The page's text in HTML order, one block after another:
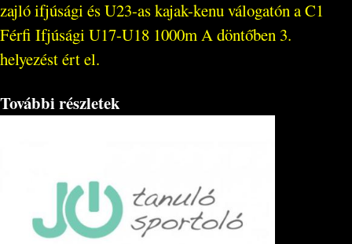
zajló ifjúsági és U23-as kajak-kenu válogatón a C1
Férfi Ifjúsági U17-U18 1000m A döntőben 3.
helyezést ért el.
További részletek